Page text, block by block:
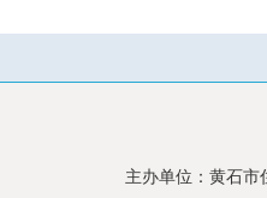
主办单位：黄石市